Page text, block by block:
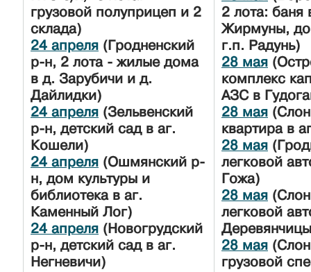
грузовой полуприцеп и 2
склада)
24 апреля (Гродненский
р-н, 2 лота - жилые дома
в д. Зарубичи и д.
Дайлидки)
24 апреля (Зельвенский
р-н, детский сад в аг.
Кошели)
24 апреля (Ошмянский р-
н, дом культуры и
библиотека в аг.
Каменный Лог)
24 апреля (Новогрудский
р-н, детский сад в аг.
Негневичи)
2 лота: баня
Жирмуны,
г.п. Радунь)
28 мая
комплекс
АЗС в
28 мая
квартира в
28 мая
легковой
Гожа)
28 мая
легковой
28 мая
грузовой